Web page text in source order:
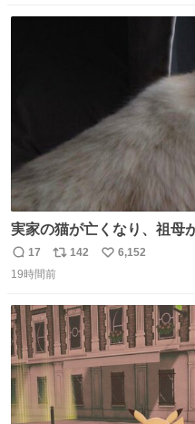
実家の猫が亡くなり、祖母
りました… 西日本豪雨の時
残り、怖い思いをして頑張
返
信
17
リ
ポ
ト
数
142
い
数
6,152
19時間前